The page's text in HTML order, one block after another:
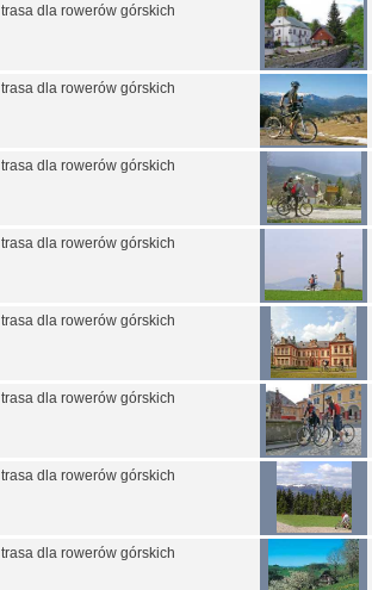
trasa dla rowerów górskich
trasa dla rowerów górskich
trasa dla rowerów górskich
trasa dla rowerów górskich
trasa dla rowerów górskich
trasa dla rowerów górskich
trasa dla rowerów górskich
trasa dla rowerów górskich